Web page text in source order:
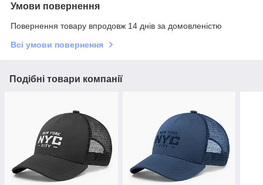
Умови повернення
Повернення товару впродовж 14 днів за домовленістю
Всі умови повернення
Подібні товари компанії